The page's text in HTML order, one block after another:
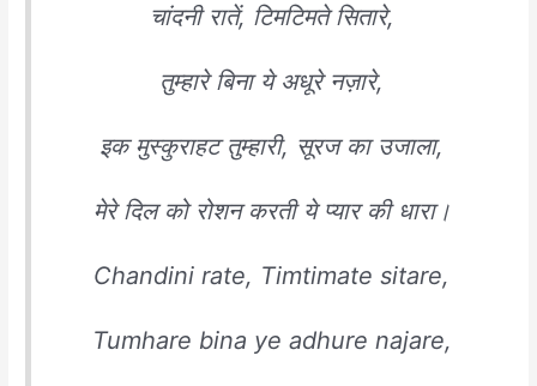
चांदनी रातें, टिमटिमते सितारे,
तुम्हारे बिना ये अधूरे नज़ारे,
इक मुस्कुराहट तुम्हारी, सूरज का उजाला,
मेरे दिल को रोशन करती ये प्यार की धारा।
Chandini rate, Timtimate sitare,
Tumhare bina ye adhure najare,